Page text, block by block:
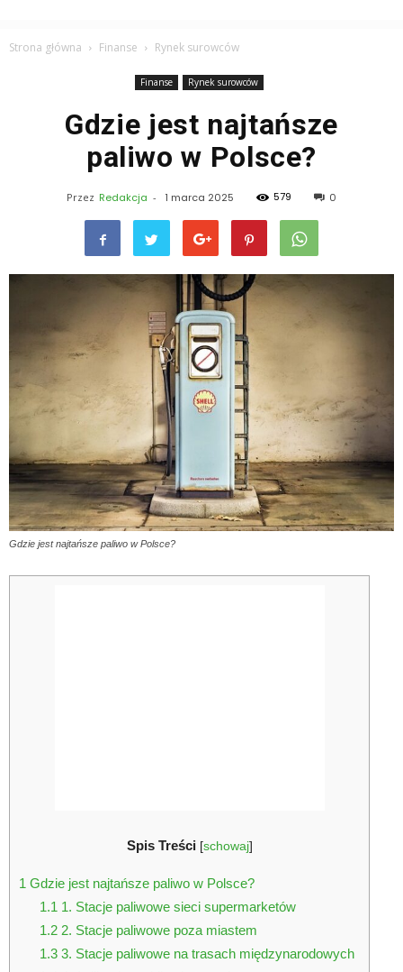
Strona główna Finanse Rynek surowców
Finanse Rynek surowców
Gdzie jest najtańsze
paliwo w Polsce?
Przez Redakcja - 1 marca 2025 579 0
Gdzie jest najtańsze paliwo w Polsce?
Spis Treści [schowaj]
1 Gdzie jest najtańsze paliwo w Polsce?
1.1 1. Stacje paliwowe sieci supermarketów
1.22. Stacje paliwowe poza miastem
1.33. Stacje paliwowe na trasach międzynarodowych